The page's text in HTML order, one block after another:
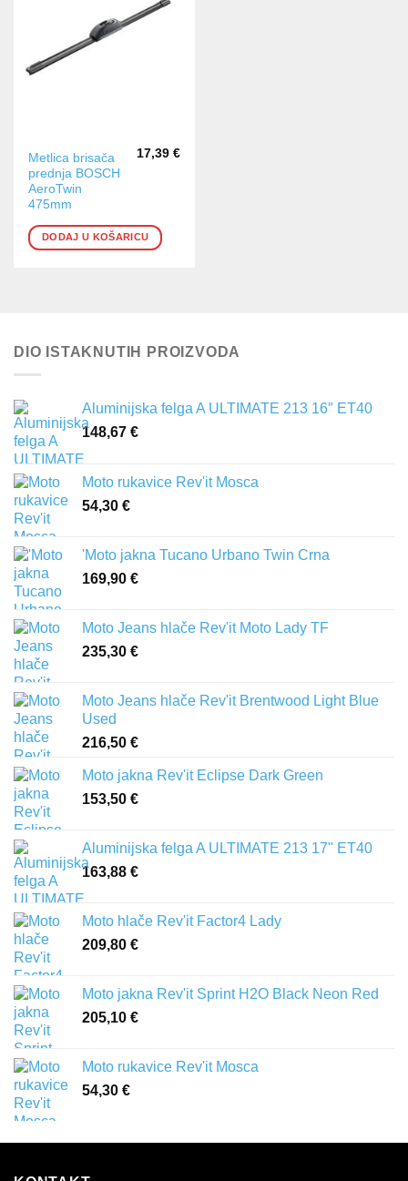
Metlica brisača
prednja BOSCH
AeroTwin
475mm
17,39 €
DODAJ U KOŠARICU
DIO ISTAKNUTIH PROIZVODA
Aluminijska felga A ULTIMATE 213 16″ ET40
148,67 €
Moto rukavice Rev'it Mosca
54,30 €
'Moto jakna Tucano Urbano Twin Crna
169,90 €
Moto Jeans hlače Rev'it Moto Lady TF
235,30 €
Moto Jeans hlače Rev'it Brentwood Light Blue
Used
216,50 €
Moto jakna Rev'it Eclipse Dark Green
153,50 €
Aluminijska felga A ULTIMATE 213 17" ET40
163,88 €
Moto hlače Rev'it Factor4 Lady
209,80 €
Moto jakna Rev'it Sprint H2O Black Neon Red
205,10 €
Moto rukavice Rev'it Mosca
54,30 €